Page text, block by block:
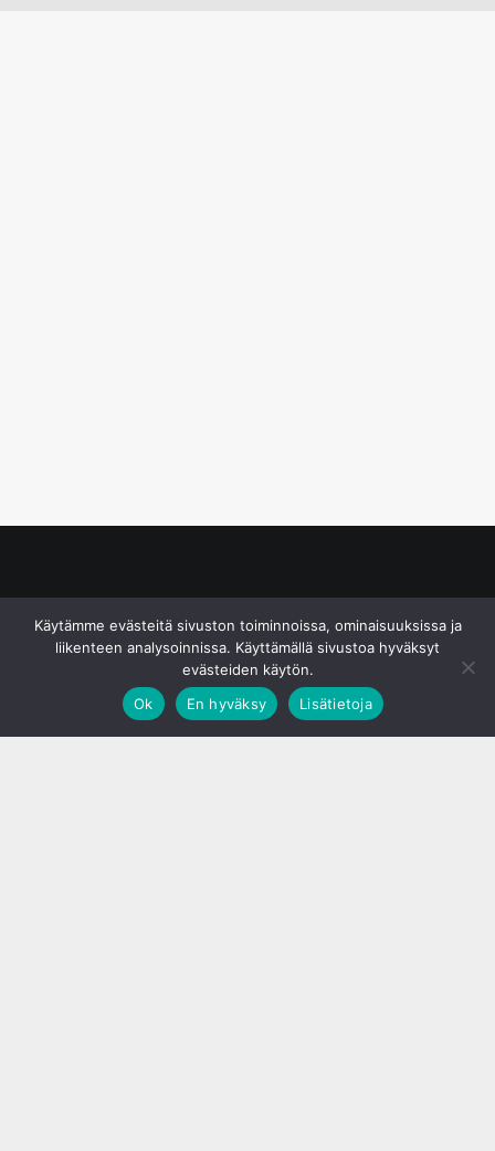
Käytämme evästeitä sivuston toiminnoissa, ominaisuuksissa ja
liikenteen analysoinnissa. Käyttämällä sivustoa hyväksyt
evästeiden käytön.
Ok
En hyväksy Lisätietoja